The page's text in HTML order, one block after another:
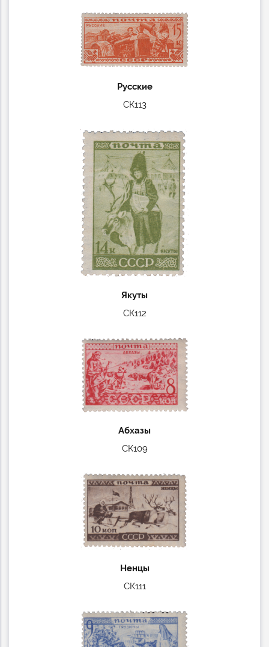
Русские
СК113
Якуты
СК112
Абхазы
СК109
Ненцы
СК111